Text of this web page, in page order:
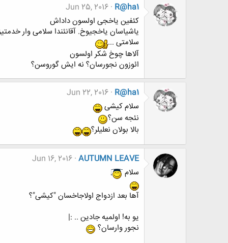
R@ha1
Jun 25, 2016
کئفین یاخجی اولسون داداش
یاشیاسان یاخجیوخ. آقانئندا سلامی وار
سلامتی ...
آلاها چوخ شکر اولسون
ائوزون نجورسان؟ نه ایش گوروسن؟
R@ha1
Jun 22, 2016
سلام کیشی
نئجه سن؟
بالا بولان نعلیلر؟
AUTUMN LEAVE
Jun 16, 2016
سلام
آها بعد ازدواج اولاجاخسان "کیشی"؟
یو به! اولمیه جادین .. :|
نجور وارسان؟